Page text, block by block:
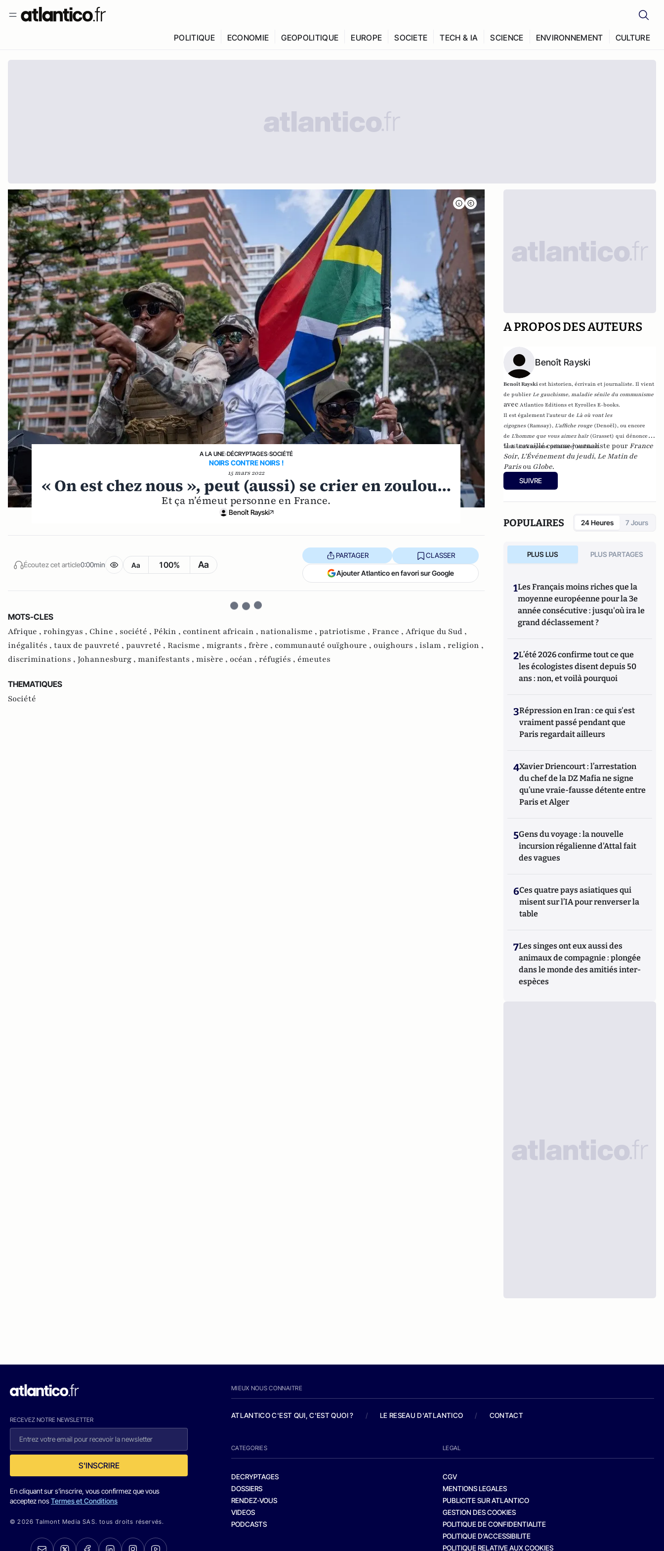
POLITIQUE ECONOMIE GEOPOLITIQUE EUROPE SOCIETE TECH & IA SCIENCE ENVIRONNEMENT CULTURE
A LA UNE›DÉCRYPTAGES›SOCIÉTÉ
NOIRS CONTRE NOIRS !
15 mars 2022
« On est chez nous », peut (aussi) se crier en zoulou…
Et ça n’émeut personne en France.
Benoît Rayski
Écoutez cet article0:00min Aa 100% Aa
PARTAGER CLASSER
Ajouter Atlantico en favori sur Google
MOTS-CLES
Afrique , rohingyas , Chine , société , Pékin , continent africain , nationalisme , patriotisme , France , Afrique du Sud ,
inégalités , taux de pauvreté , pauvreté , Racisme , migrants , frère , communauté ouïghoure , ouighours , islam , religion ,
discriminations , Johannesburg , manifestants , misère , océan , réfugiés , émeutes
THEMATIQUES
Société
A PROPOS DES AUTEURS
Benoît Rayski
Benoît Rayskiest historien, écrivain et journaliste. Il vient
de publierLe gauchisme, maladie sénile du communisme
avecAtlantico Editions et Eyrolles E-books.
Il est également l'auteur deLà où vont les
cigognes (Ramsay),L'affiche rouge (Denoël), ou encore
deL'homme que vous aimez haïr (Grasset) qui dénonce l'
"anti-sarkozysme primaire" ambiant.
Il a travaillé comme journaliste pour France
Soir, L'Événement du jeudi, Le Matin de
Parisou Globe.
SUIVRE
POPULAIRES 24 Heures 7 Jours
PLUS LUS PLUS PARTAGES
1Les Français moins riches que la
moyenne européenne pour la 3e
année consécutive : jusqu'où ira le
grand déclassement ?
2L’été 2026 confirme tout ce que
les écologistes disent depuis 50
ans : non, et voilà pourquoi
3Répression en Iran : ce qui s'est
vraiment passé pendant que
Paris regardait ailleurs
4Xavier Driencourt : l’arrestation
du chef de la DZ Mafia ne signe
qu’une vraie-fausse détente entre
Paris et Alger
5Gens du voyage : la nouvelle
incursion régalienne d'Attal fait
des vagues
6Ces quatre pays asiatiques qui
misent sur l’IA pour renverser la
table
7Les singes ont eux aussi des
animaux de compagnie : plongée
dans le monde des amitiés inter-
espèces
RECEVEZ NOTRE NEWSLETTER
S'INSCRIRE
En cliquant sur s'inscrire, vous confirmez que vous
acceptez nosTermes et Conditions
© 2026 Talmont Media SAS. tous droits réservés.
MIEUX NOUS CONNAITRE
ATLANTICO C'EST QUI, C'EST QUOI ? / LE RESEAU D'ATLANTICO / CONTACT
CATEGORIES
DECRYPTAGES
DOSSIERS
RENDEZ-VOUS
VIDEOS
PODCASTS
LEGAL
CGV
MENTIONS LEGALES
PUBLICITE SUR ATLANTICO
GESTION DES COOKIES
POLITIQUE DE CONFIDENTIALITE
POLITIQUE D’ACCESSIBILITE
POLITIQUE RELATIVE AUX COOKIES